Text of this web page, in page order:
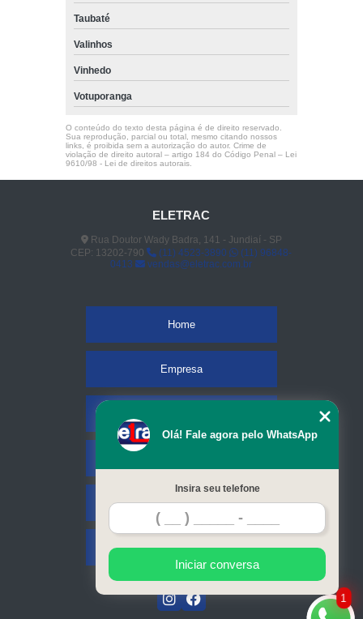
Taubaté
Valinhos
Vinhedo
Votuporanga
O conteúdo do texto desta página é de direito reservado.
Sua reprodução, parcial ou total, mesmo citando nossos
links, é proibida sem a autorização do autor. Crime de
violação de direito autoral – artigo 184 do Código Penal – Lei
9610/98 - Lei de direitos autorais.
ELETRAC
Rua Doutor Wady Badra, 141 - Jundiaí - SP
CEP: 13202-790
(11) 4523-3890
(11) 96848-
0413
vendas@eletrac.com.br
Home
Empresa
Contato
Mapa do site
1
Olá! Fale agora pelo WhatsApp
Insira seu telefone
Iniciar conversa